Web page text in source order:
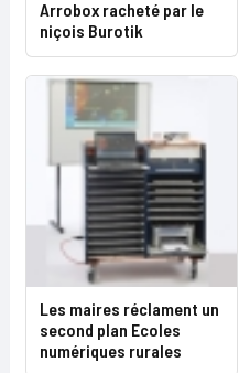
Arrobox racheté par le
niçois Burotik
Les maires réclament un
second plan Ecoles
numériques rurales